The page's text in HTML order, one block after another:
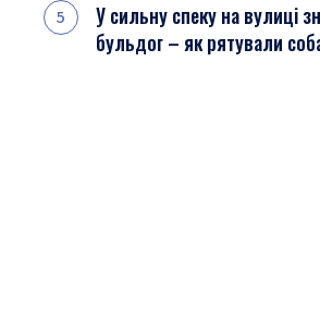
У сильну спеку на вулиці
бульдог – як рятували